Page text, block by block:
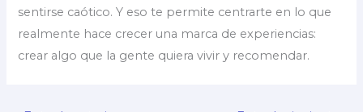
sentirse caótico. Y eso te permite centrarte en lo que
realmente hace crecer una marca de experiencias:
crear algo que la gente quiera vivir y recomendar.